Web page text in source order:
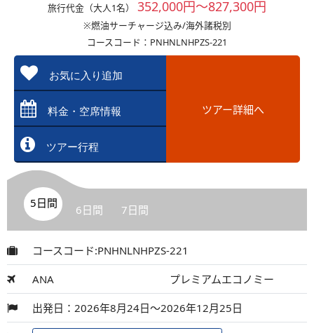
旅行代金（大人1名） 352,000円～827,300円
※燃油サーチャージ込み/海外諸税別
コースコード：PNHNLNHPZS-221
お気に入り追加
料金・空席情報
ツアー行程
ツアー詳細へ
5日間 6日間 7日間
コースコード:PNHNLNHPZS-221
ANA プレミアムエコノミー
出発日：2026年8月24日～2026年12月25日